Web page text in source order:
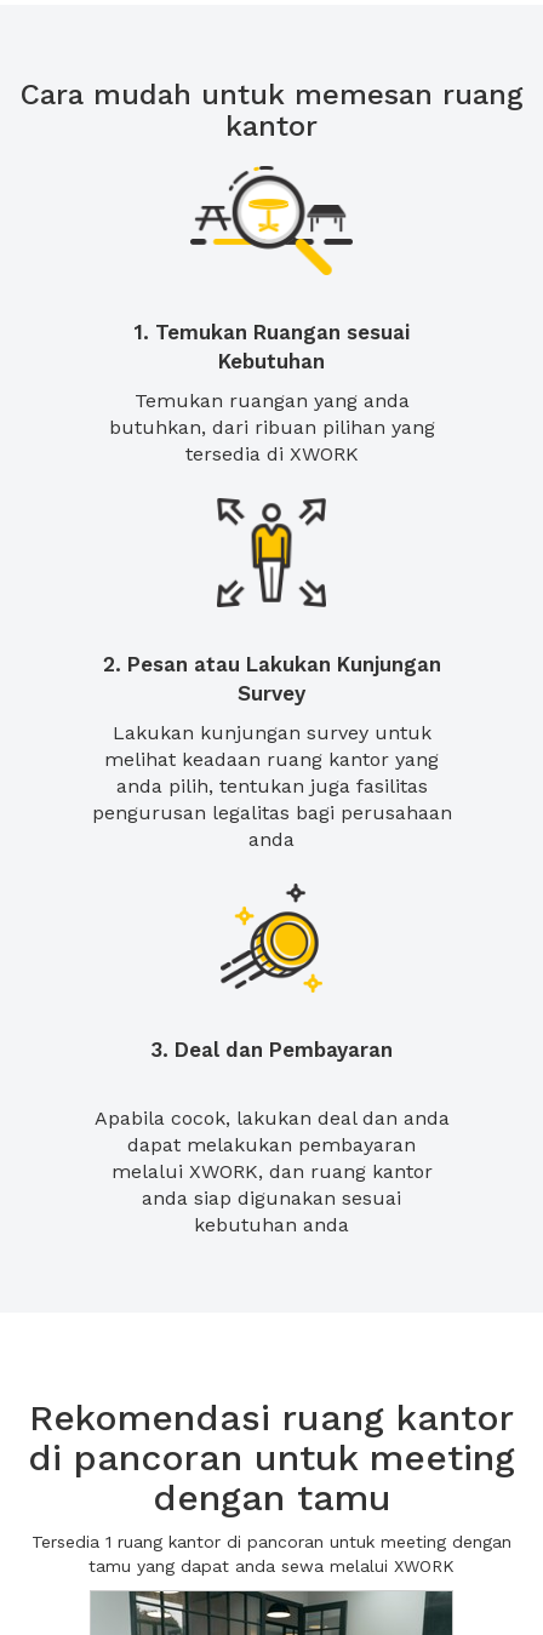
Cara mudah untuk memesan ruang
kantor
1. Temukan Ruangan sesuai
Kebutuhan
Temukan ruangan yang anda
butuhkan, dari ribuan pilihan yang
tersedia di XWORK
2. Pesan atau Lakukan Kunjungan
Survey
Lakukan kunjungan survey untuk
melihat keadaan ruang kantor yang
anda pilih, tentukan juga fasilitas
pengurusan legalitas bagi perusahaan
anda
3. Deal dan Pembayaran
Apabila cocok, lakukan deal dan anda
dapat melakukan pembayaran
melalui XWORK, dan ruang kantor
anda siap digunakan sesuai
kebutuhan anda
Rekomendasi ruang kantor
di pancoran untuk meeting
dengan tamu
Tersedia 1 ruang kantor di pancoran untuk meeting dengan
tamu yang dapat anda sewa melalui XWORK